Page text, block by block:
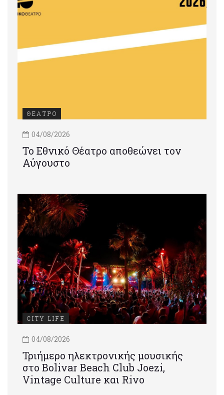
ΘΕΑΤΡΟ
04/08/2026
Το Εθνικό Θέατρο αποθεώνει τον
Αύγουστο
CITY LIFE
04/08/2026
Τριήμερο ηλεκτρονικής μουσικής
στο Bolivar Beach Club Joezi,
Vintage Culture και Rivo